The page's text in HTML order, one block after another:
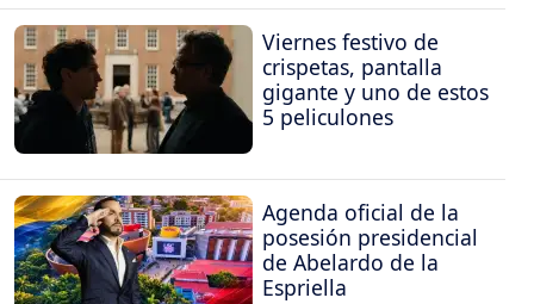
Viernes festivo de
crispetas, pantalla
gigante y uno de estos
5 peliculones
Agenda oficial de la
posesión presidencial
de Abelardo de la
Espriella